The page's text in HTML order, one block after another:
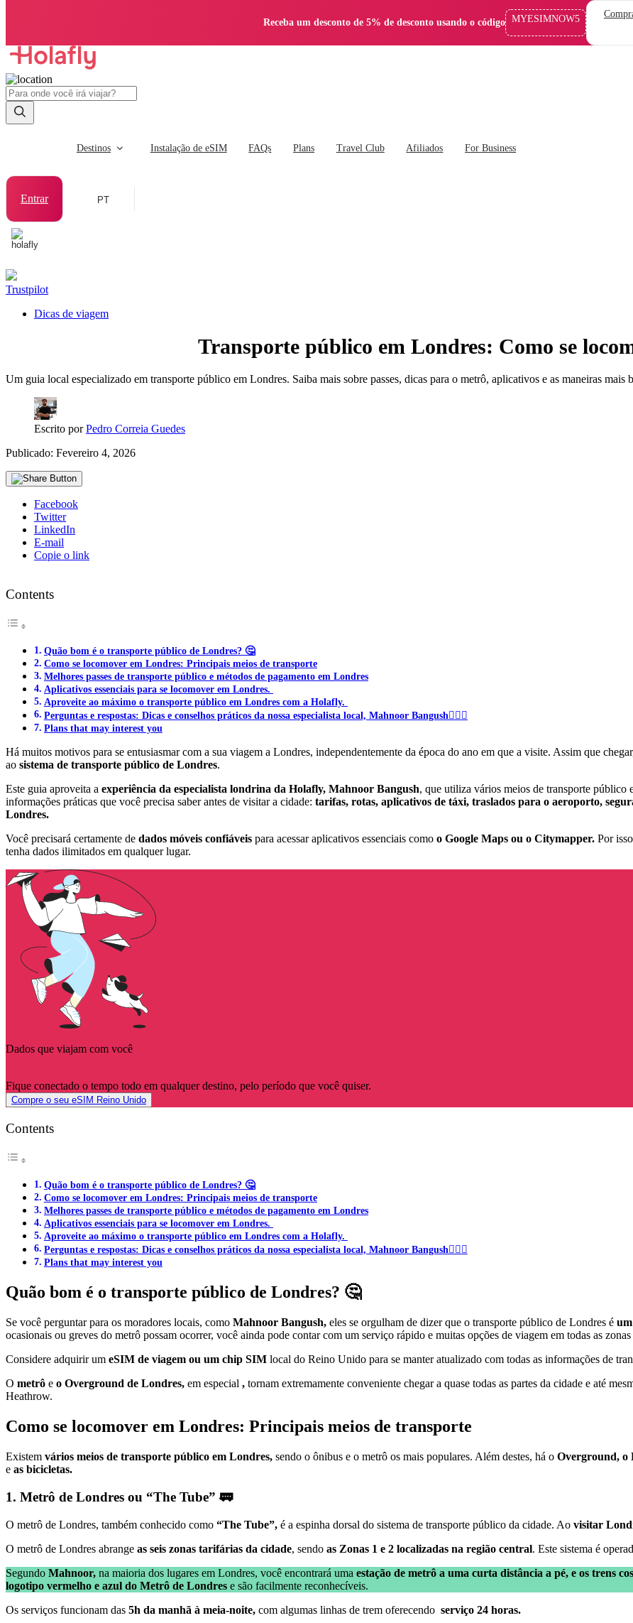
Receba um desconto de 5% de desconto usando o código MYESIMNOW5
Destinos Instalação de eSIM FAQs Plans Travel Club Afiliados For Business
Entrar PT
Trustpilot
Dicas de viagem
Transporte público em Londres: Como se
Um guia local especializado em transporte público em Londres. Saiba mais sobre passes, dicas para o metrô, aplicativos e as maneiras mais
Escrito porPedro Correia Guedes
Publicado: Fevereiro 4, 2026
Facebook
Twitter
LinkedIn
E-mail
Copie o link
Contents
Quão bom é o transporte público de Londres? 🤔
Como se locomover em Londres: Principais meios de transporte
Melhores passes de transporte público e métodos de pagamento em Londres
Aplicativos essenciais para se locomover em Londres.
Aproveite ao máximo o transporte público em Londres com a Holafly.
Perguntas e respostas: Dicas e conselhos práticos da nossa especialista local, Mahnoor Bangush🙋🏻‍♀️
Plans that may interest you
Há muitos motivos para se entusiasmar com a sua viagem a Londres, independentemente da época do ano em que a visite. Assim que
ao sistema de transporte público de Londres.
Este guia aproveita a experiência da especialista londrina da Holafly, Mahnoor Bangush, que utiliza vários meios de transporte público
informações práticas que você precisa saber antes de visitar a cidade: tarifas, rotas, aplicativos de táxi, traslados para o aeroporto,
Londres.
Você precisará certamente de dados móveis confiáveis ​​para acessar aplicativos essenciais como o Google Maps ou o Citymapper. Por
tenha dados ilimitados em qualquer lugar.
Dados que viajam com você
Fique conectado o tempo todo em qualquer destino, pelo período que você quiser.
Compre o seu eSIM Reino Unido
Contents
Quão bom é o transporte público de Londres? 🤔
Como se locomover em Londres: Principais meios de transporte
Melhores passes de transporte público e métodos de pagamento em Londres
Aplicativos essenciais para se locomover em Londres.
Aproveite ao máximo o transporte público em Londres com a Holafly.
Perguntas e respostas: Dicas e conselhos práticos da nossa especialista local, Mahnoor Bangush🙋🏻‍♀️
Plans that may interest you
Quão bom é o transporte público de Londres? 🤔
Se você perguntar para os moradores locais, como Mahnoor Bangush, eles se orgulham de dizer que o transporte público de Londres é
ocasionais ou greves do metrô possam ocorrer, você ainda pode contar com um serviço rápido e muitas opções de viagem em todas as
Considere adquirir um eSIM de viagem ou um chip SIM local do Reino Unido para se manter atualizado com todas as informações de
O metrô e o Overground de Londres, em especial , tornam extremamente conveniente chegar a quase todas as partes da cidade e até
Heathrow.
Como se locomover em Londres: Principais meios de transporte
Existem vários meios de transporte público em Londres, sendo o ônibus e o metrô os mais populares. Além destes, há o Overground, o
e as bicicletas.
1. Metrô de Londres ou “The Tube” 🚃
O metrô de Londres, também conhecido como “The Tube”, é a espinha dorsal do sistema de transporte público da cidade. Ao visitar
O metrô de Londres abrange as seis zonas tarifárias da cidade, sendo as Zonas 1 e 2 localizadas na região central. Este sistema é
Segundo Mahnoor, na maioria dos lugares em Londres, você encontrará uma estação de metrô a uma curta distância a pé, e os trens
logotipo vermelho e azul do Metrô de Londres e são facilmente reconhecíveis.
Os serviços funcionam das 5h da manhã à meia-noite, com algumas linhas de trem oferecendo serviço 24 horas.